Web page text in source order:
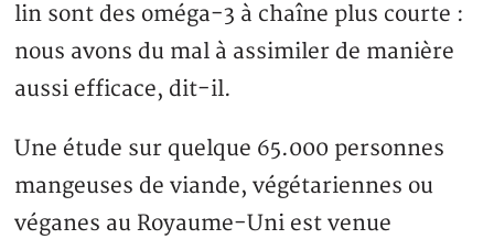
lin sont des oméga-3 à chaîne plus courte :
nous avons du mal à assimiler de manière
aussi efficace, dit-il.
Une étude sur quelque 65.000 personnes
mangeuses de viande, végétariennes ou
véganes au Royaume-Uni est venue